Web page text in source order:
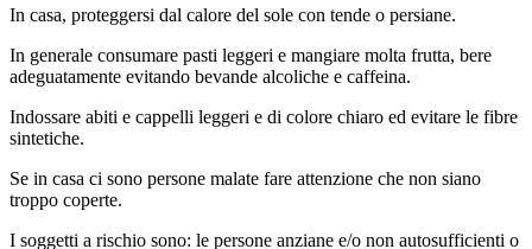
In casa, proteggersi dal calore del sole con tende o persiane.
In generale consumare pasti leggeri e mangiare molta frutta, bere
adeguatamente evitando bevande alcoliche e caffeina.
Indossare abiti e cappelli leggeri e di colore chiaro ed evitare le fibre
sintetiche.
Se in casa ci sono persone malate fare attenzione che non siano
troppo coperte.
I soggetti a rischio sono: le persone anziane e/o non autosufficienti o